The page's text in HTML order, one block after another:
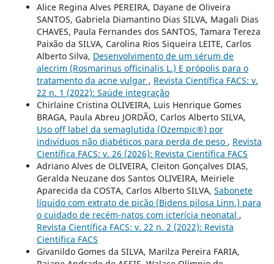
Alice Regina Alves PEREIRA, Dayane de Oliveira
SANTOS, Gabriela Diamantino Dias SILVA, Magali Dias
CHAVES, Paula Fernandes dos SANTOS, Tamara Tereza
Paixão da SILVA, Carolina Rios Siqueira LEITE, Carlos
Alberto Silva, Desenvolvimento de um sérum de
alecrim (Rosmarinus officinalis L.) E própolis para o
tratamento da acne vulgar , Revista Científica FACS: v.
22 n. 1 (2022): Saúde integração
Chirlaine Cristina OLIVEIRA, Luis Henrique Gomes
BRAGA, Paula Abreu JORDÃO, Carlos Alberto SILVA,
Uso off label da semaglutida (Ozempic®) por
indivíduos não diabéticos para perda de peso , Revista
Científica FACS: v. 26 (2026): Revista Científica FACS
Adriano Alves de OLIVEIRA, Cleiton Gonçalves DIAS,
Geralda Neuzane dos Santos OLIVEIRA, Meiriele
Aparecida da COSTA, Carlos Alberto SILVA, Sabonete
líquido com extrato de picão (Bidens pilosa Linn.) para
o cuidado de recém-natos com icterícia neonatal ,
Revista Científica FACS: v. 22 n. 2 (2022): Revista
Científica FACS
Givanildo Gomes da SILVA, Marilza Pereira FARIA,